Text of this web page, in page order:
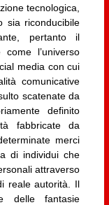
tecnologica,
sia riconducibile
pertanto il
l’universo
media con cui
comunicative
scatenate da
definito
fabbricate da
merci
di individui che
attraverso
reale autorità. Il
delle fantasie